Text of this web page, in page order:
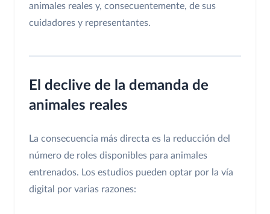
animales reales y, consecuentemente, de sus
cuidadores y representantes.
El declive de la demanda de
animales reales
La consecuencia más directa es la reducción del
número de roles disponibles para animales
entrenados. Los estudios pueden optar por la vía
digital por varias razones: